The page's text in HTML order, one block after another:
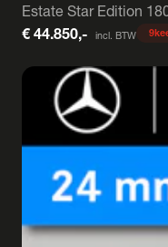
Estate Star Edition
€ 44.850,- incl. BTW 9